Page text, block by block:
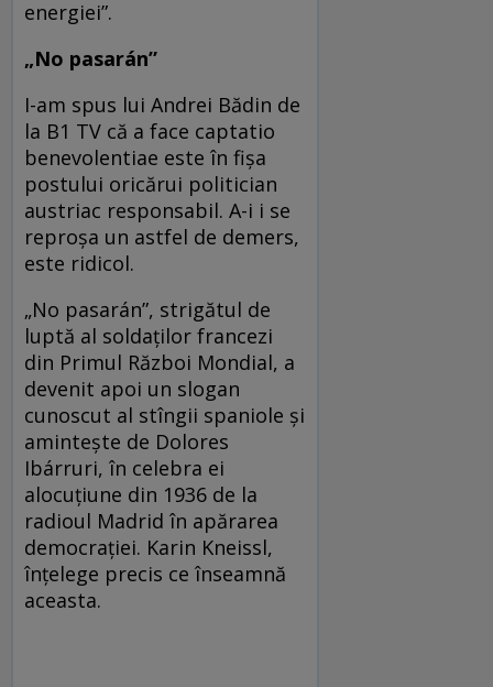
energiei”.
„No pasarán”
I-am spus lui Andrei Bădin de
la B1 TV că a face captatio
benevolentiae este în fișa
postului oricărui politician
austriac responsabil. A-i i se
reproșa un astfel de demers,
este ridicol.
„No pasarán”, strigătul de
luptă al soldaților francezi
din Primul Război Mondial, a
devenit apoi un slogan
cunoscut al stîngii spaniole și
amintește de Dolores
Ibárruri, în celebra ei
alocuțiune din 1936 de la
radioul Madrid în apărarea
democrației. Karin Kneissl,
înțelege precis ce înseamnă
aceasta.